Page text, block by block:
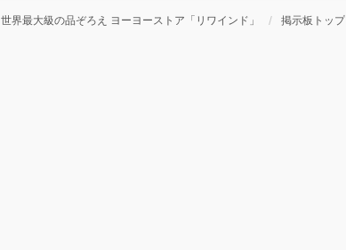
世界最大級の品ぞろえ ヨーヨーストア「リワインド」 掲示板トップ